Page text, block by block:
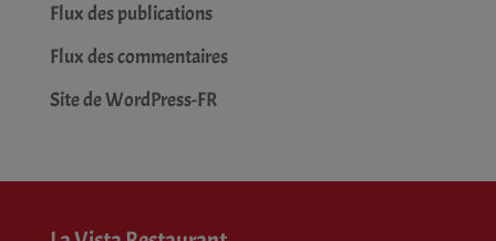
Flux des publications
Flux des commentaires
Site de WordPress-FR